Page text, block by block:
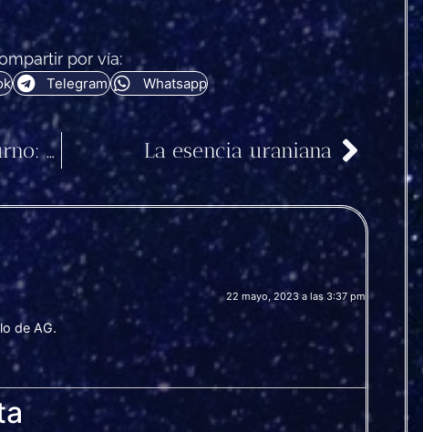
por vía:
Telegram Whatsapp
El error capital de Saturno: la avaricia La esencia uraniana
22 mayo, 2023 a las 3:37 pm
de AG.